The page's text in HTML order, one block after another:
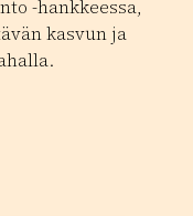
-hankkeessa,
kasvun ja